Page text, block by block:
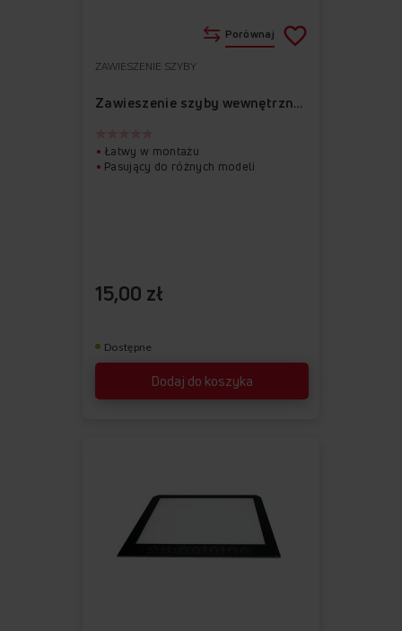
ZAWIESZENIE SZYBY
Zawieszenie szyby wewnętrznej lewe APWI1001-1
Dodaj do koszyka
Łatwy w montażu
Pasujący do różnych modeli
15,00 zł
Dostępne
Porównaj